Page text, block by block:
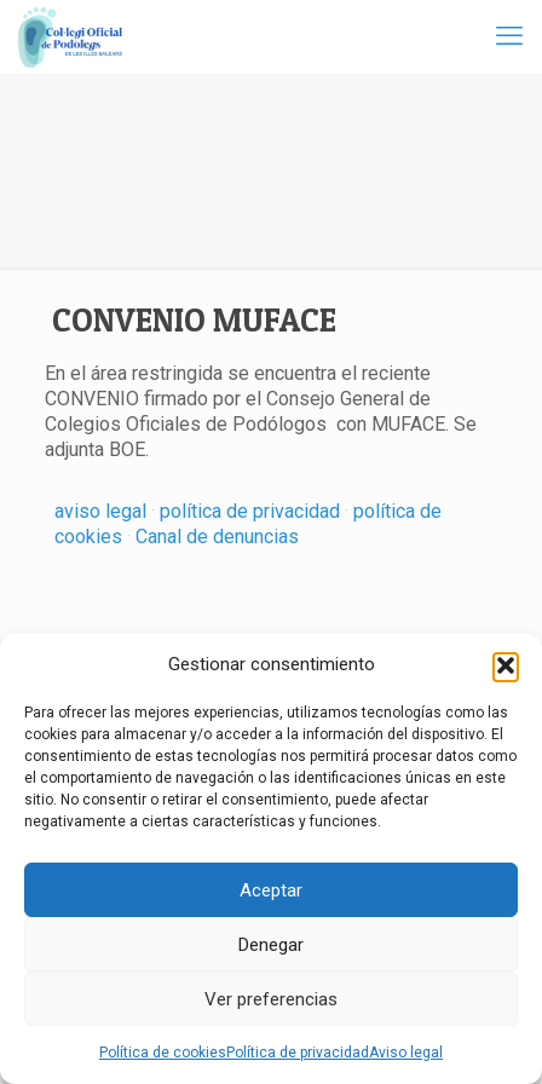
Gestionar consentimiento
Para ofrecer las mejores experiencias, utilizamos tecnologías como las
cookies para almacenar y/o acceder a la información del dispositivo. El
consentimiento de estas tecnologías nos permitirá procesar datos como
el comportamiento de navegación o las identificaciones únicas en este
sitio. No consentir o retirar el consentimiento, puede afectar
negativamente a ciertas características y funciones.
Aceptar
Denegar
Ver preferencias
Política de cookies Política de privacidadAviso legal
CONVENIO MUFACE
En el área restringida se encuentra el reciente
CONVENIO firmado por el Consejo General de
Colegios Oficiales de Podólogos con MUFACE. Se
adjunta BOE.
aviso legal · política de privacidad · política de
cookies · Canal de denuncias